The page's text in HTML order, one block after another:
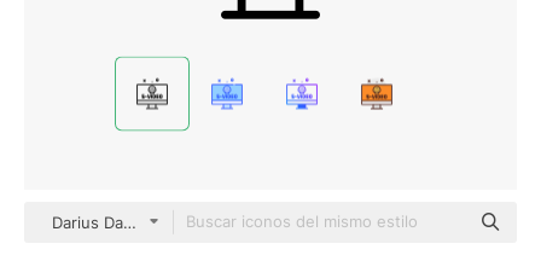
Darius Dan Lineal